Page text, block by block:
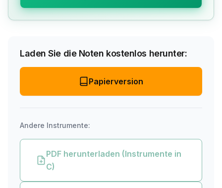
Laden Sie die Noten kostenlos herunter:
Papierversion
Andere Instrumente:
PDF herunterladen (Instrumente in
C)